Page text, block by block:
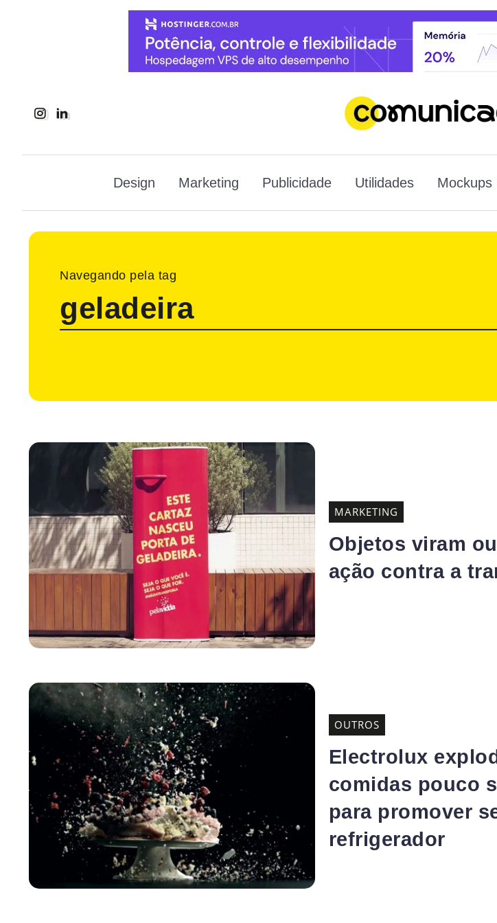
Design Marketing Publicidade Utilidades Mockups
Navegando pela tag
geladeira
MARKETING
Objetos viram
ação contra a
OUTROS
Electrolux
comidas pouco
para promover
refrigerador